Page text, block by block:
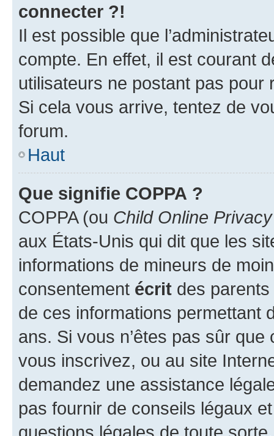
connecter ?!
Il est possible que
compte. En effet, il est courant
utilisateurs ne postant pas pour
Si cela vous arrive, tentez de
forum.
Haut
Que signifie COPPA ?
COPPA (ou Child Online
aux États-Unis qui dit que les
informations de mineurs de
consentement écrit des parents
de ces informations permettant
ans. Si vous n’êtes pas sûr
vous inscrivez, ou au site
demandez une assistance
pas fournir de conseils légaux